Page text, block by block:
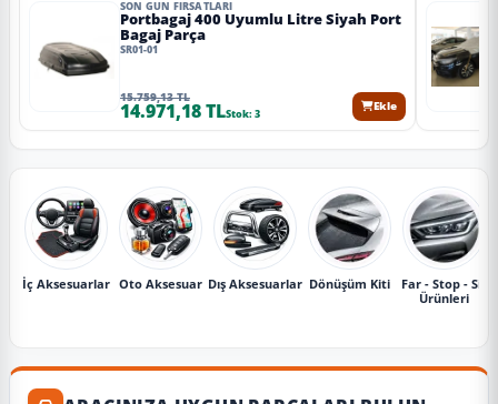
SON GÜN FIRSATLARI
Portbagaj 400 Uyumlu Litre Siyah Port
Bagaj Parça
SR01-01
15.759,13 TL
14.971,18 TLStok: 3
Ekle
İç Aksesuarlar Oto Aksesuar Dış Aksesuarlar Dönüşüm Kiti
Far - Stop - Sis
Ürünleri